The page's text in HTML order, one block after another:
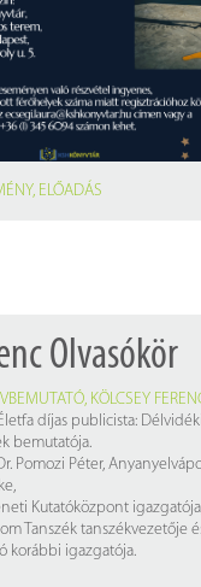
, ELŐADÁS
Olvasókör
, KÖLCSEY
díjas publicista:
bemutatója.
Pomozi Péter,
Kutatóközpont
Tanszék tanszékvezetője
korábbi igazgatója.